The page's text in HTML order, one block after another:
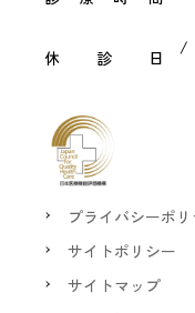
休診日
プライバシーポ
サイトポリシー
サイトマップ